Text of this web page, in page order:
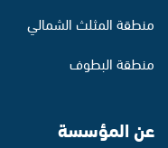
منطقة المثلث الشمالي
منطقة البطوف
عن المؤسسة